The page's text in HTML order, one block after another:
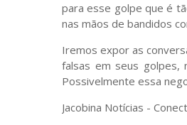
para esse golpe que é
nas mãos de bandidos
Iremos expor as
falsas em seus golpes,
Possivelmente essa
Jacobina Notícias -